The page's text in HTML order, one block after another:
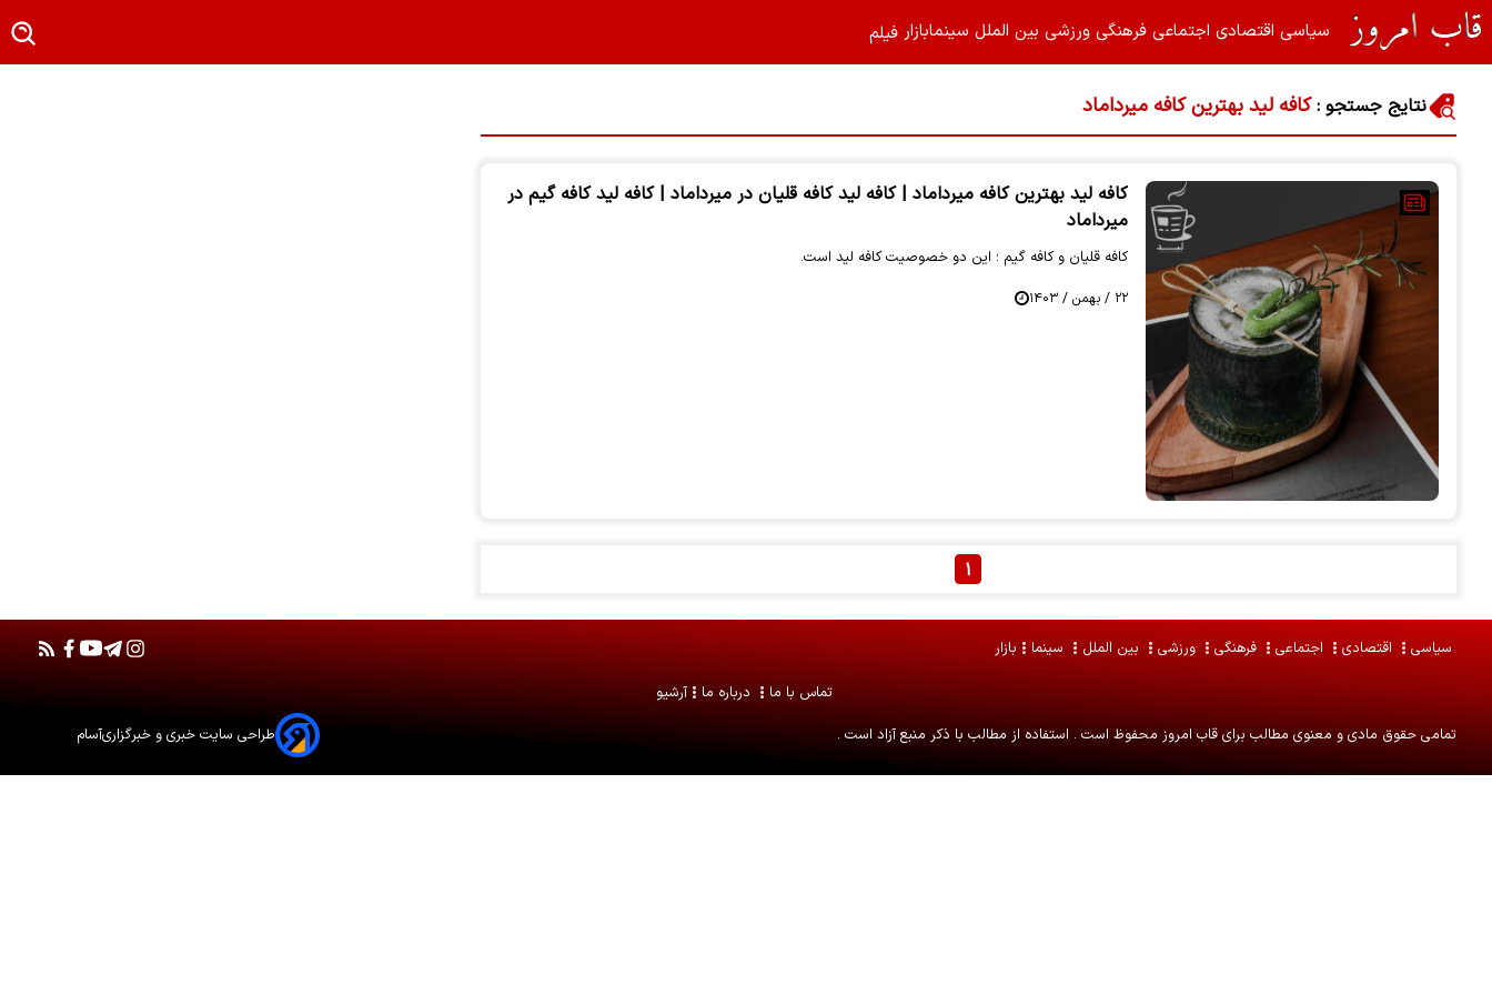
سیاسیاقتصادیاجتماعیفرهنگیورزشیبین المللسینمابازارفیلم‌
نتایج جستجو :کافه لید بهترین کافه میرداماد
کافه لید بهترین کافه میرداماد | کافه لید کافه قلیان در میرداماد | کافه لید کافه گیم در
میرداماد
کافه قلیان و کافه گیم ؛ این دو خصوصیت کافه لید است.
۲۲ / بهمن / ۱۴۰۳
۱
سیاسی اقتصادی اجتماعی فرهنگی ورزشی بین الملل سینما بازار
تماس با ما درباره ما آرشیو
تمامی حقوق مادی و معنوی مطالب برای قاب امروز محفوظ است . استفاده از مطالب با ذکر منبع آزاد است . طراحی سایت خبری و خبرگزاریآسام